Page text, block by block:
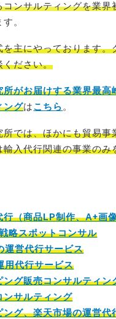
コンサルティングを業界
。
を主にやっております。
ください。
所がお届けする業界最
ングはこちら 。
所では、ほかにも貿易事
輸入代行関連の事業のみ
行（商品LP制作、A+画
略スポットコンサル
営代行サービス
代行サービス
ング販売コンサルティン
ンサルティング
ング、楽天市場の運営代